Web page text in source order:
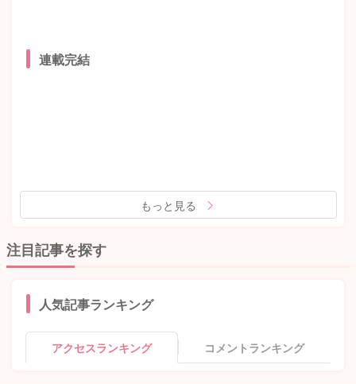
連載完結
もっと見る
注目記事を探す
人気記事ランキング
アクセスランキング コメントランキング